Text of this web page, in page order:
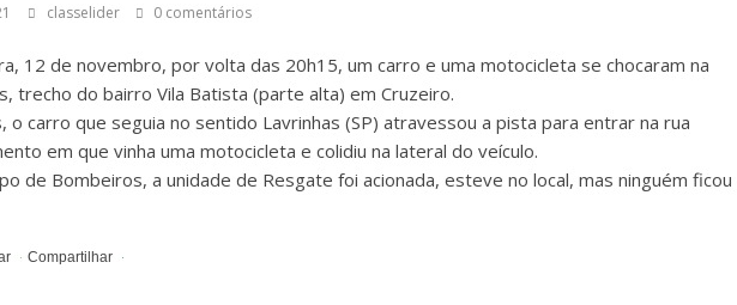
classelider 0 comentários
12 de novembro, por volta das 20h15, um carro e uma motocicleta se chocaram na
trecho do bairro Vila Batista (parte alta) em Cruzeiro.
o carro que seguia no sentido Lavrinhas (SP) atravessou a pista para entrar na rua
em que vinha uma motocicleta e colidiu na lateral do veículo.
de Bombeiros, a unidade de Resgate foi acionada, esteve no local, mas ninguém ficou